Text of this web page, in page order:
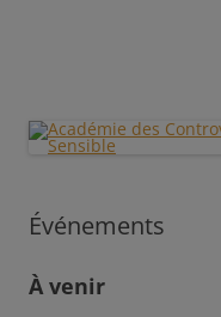
Événements
À venir